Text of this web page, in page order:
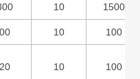
10 1500
10 100
10 100